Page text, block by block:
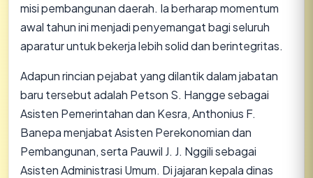
misi pembangunan daerah. Ia berharap momentum
awal tahun ini menjadi penyemangat bagi seluruh
aparatur untuk bekerja lebih solid dan berintegritas.
​Adapun rincian pejabat yang dilantik dalam jabatan
baru tersebut adalah Petson S. Hangge sebagai
Asisten Pemerintahan dan Kesra, Anthonius F.
Banepa menjabat Asisten Perekonomian dan
Pembangunan, serta Pauwil J. J. Nggili sebagai
Asisten Administrasi Umum. Di jajaran kepala dinas